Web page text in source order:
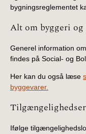
bygningsreglementet
Alt om byggeri og
Generel information
findes på Social- og
Her kan du også læse
byggevarer.
Ifølge